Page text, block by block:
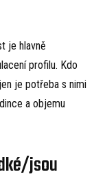
je hlavně
profilu. Kdo
je potřeba s nimi
a objemu
jsou